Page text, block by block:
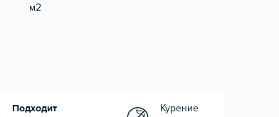
м2
Подходит
Курение